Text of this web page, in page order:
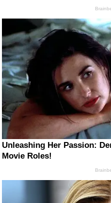
Unleashing Her Passion:
Movie Roles!